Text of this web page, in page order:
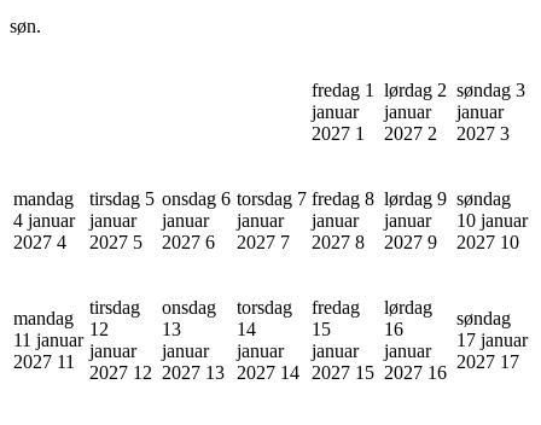
søn.
fredag 1
januar
2027 1
lørdag 2
januar
2027 2
søndag 3
januar
2027 3
mandag
4 januar
2027 4
tirsdag 5
januar
2027 5
onsdag 6
januar
2027 6
torsdag 7
januar
2027 7
fredag 8
januar
2027 8
lørdag 9
januar
2027 9
søndag
10 januar
2027 10
mandag
11 januar
2027 11
tirsdag
12
januar
2027 12
onsdag
13
januar
2027 13
torsdag
14
januar
2027 14
fredag
15
januar
2027 15
lørdag
16
januar
2027 16
søndag
17 januar
2027 17